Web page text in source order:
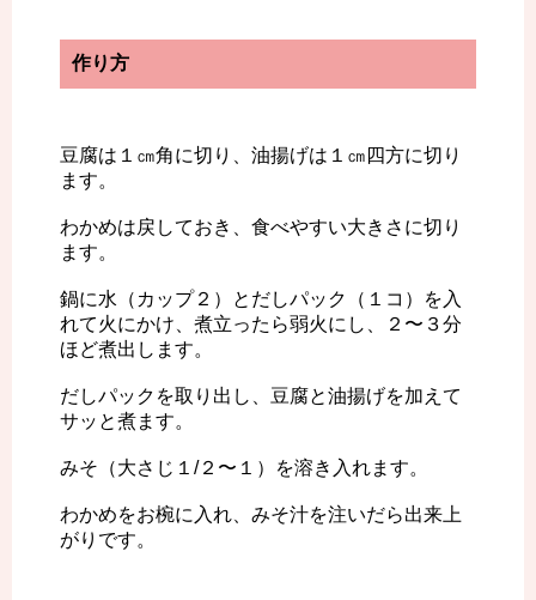
作り方
豆腐は１㎝角に切り、油揚げは１㎝四方に切り
ます。
わかめは戻しておき、食べやすい大きさに切り
ます。
鍋に水（カップ２）とだしパック（１コ）を入
れて火にかけ、煮立ったら弱火にし、２〜３分
ほど煮出します。
だしパックを取り出し、豆腐と油揚げを加えて
サッと煮ます。
みそ（大さじ１/２〜１）を溶き入れます。
わかめをお椀に入れ、みそ汁を注いだら出来上
がりです。